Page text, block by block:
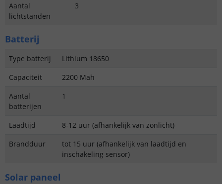
Aantal
lichtstanden
3
Batterij
Type batterij
Lithium 18650
Capaciteit
2200 Mah
Aantal
batterijen
1
Laadtijd
8-12 uur (afhankelijk van zonlicht)
Brandduur
tot 15 uur (afhankelijk van laadtijd en
inschakeling sensor)
Solar paneel